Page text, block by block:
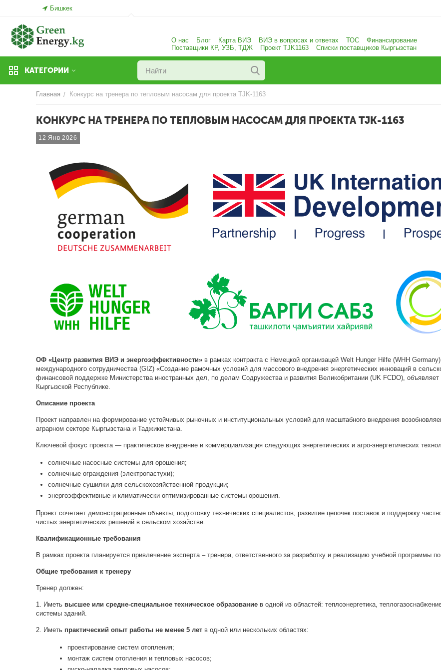
Бишкек
О нас Блог Карта ВИЭ ВИЭ в вопросах и ответах ТОС
Финансирование
Поставщики КР, УЗБ, ТДЖ
Проект TJK1163 Списки поставщиков Кыргызстан
КАТЕГОРИИ
Главная / Конкурс на тренера по тепловым насосам для проекта TJK-1163
КОНКУРС НА ТРЕНЕРА ПО ТЕПЛОВЫМ НАСОСАМ ДЛЯ ПРОЕКТА TJK-1163
12 Янв 2026
ОФ «Центр развития ВИЭ и энергоэффективности» в рамках контракта с Немецкой организацей Welt Hunger Hilfe (WHH
международного сотрудничества (GIZ) «Создание рамочных условий для массового внедрения энергетических инноваций в
финансовой поддержке Министерства иностранных дел, по делам Содружества и развития Великобритании (UK FCDO),
Кыргызской Республике.
Описание проекта
Проект направлен на формирование устойчивых рыночных и институциональных условий для масштабного внедрения
аграрном секторе Кыргызстана и Таджикистана.
Ключевой фокус проекта — практическое внедрение и коммерциализация следующих энергетических и агро-энергетических
солнечные насосные системы для орошения;
солнечные ограждения (электропастухи);
солнечные сушилки для сельскохозяйственной продукции;
энергоэффективные и климатически оптимизированные системы орошения.
Проект сочетает демонстрационные объекты, подготовку технических специалистов, развитие цепочек поставок и поддержку
чистых энергетических решений в сельском хозяйстве.
Квалификационные требования
В рамках проекта планируется привлечение эксперта – тренера, ответственного за разработку и реализацию учебной программы
Общие требования к тренеру
Тренер должен:
1. Иметь высшее или средне-специальное техническое образование в одной из областей: теплоэнергетика,
системы зданий.
2. Иметь практический опыт работы не менее 5 лет в одной или нескольких областях:
проектирование систем отопления;
монтаж систем отопления и тепловых насосов;